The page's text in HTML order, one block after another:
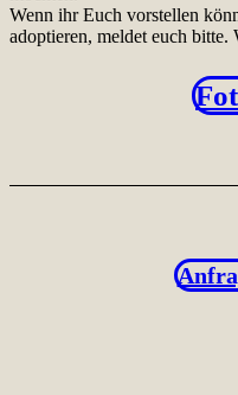
Wenn ihr Euch vorstellen
adoptieren, meldet euch bitte.